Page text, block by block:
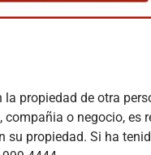
propiedad de otra
o negocio, es
su propiedad. Si ha